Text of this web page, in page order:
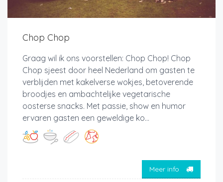
Chop Chop
Graag wil ik ons voorstellen: Chop Chop! Chop
Chop sjeest door heel Nederland om gasten te
verblijden met kakelverse wokjes, betoverende
broodjes en ambachtelijke vegetarische
oosterse snacks. Met passie, show en humor
ervaren gasten een geweldige ko...
Meer info